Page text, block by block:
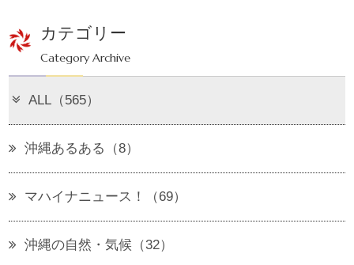
カテゴリー
Category Archive
ALL（565）
沖縄あるある（8）
マハイナニュース！（69）
沖縄の自然・気候（32）